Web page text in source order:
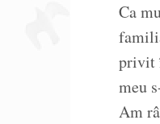
Ca
privit
meu
Am